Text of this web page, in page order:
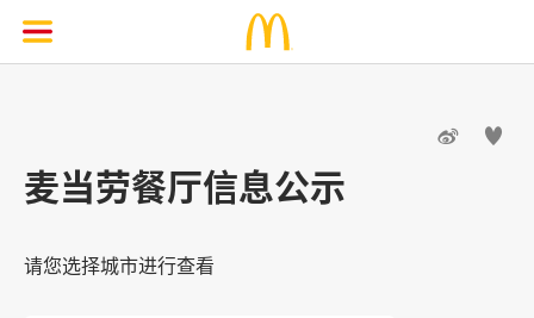
 
麦当劳餐厅信息公示
请您选择城市进行查看